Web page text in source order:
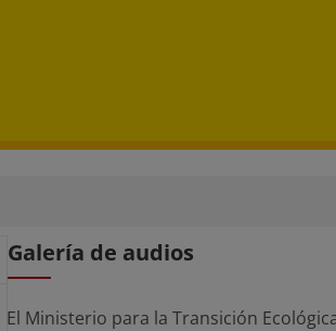
Galería de audios
Search
El Ministerio para la Transición